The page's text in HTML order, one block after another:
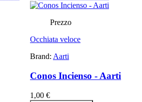
Prezzo
Occhiata veloce
Brand: Aarti
Conos Incienso - Aarti
1,00 €